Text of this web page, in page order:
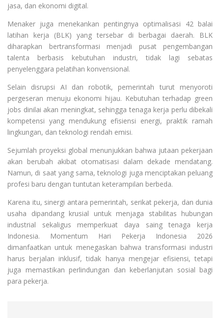
jasa, dan ekonomi digital.
Menaker juga menekankan pentingnya optimalisasi 42 balai
latihan kerja (BLK) yang tersebar di berbagai daerah. BLK
diharapkan bertransformasi menjadi pusat pengembangan
talenta berbasis kebutuhan industri, tidak lagi sebatas
penyelenggara pelatihan konvensional.
Selain disrupsi AI dan robotik, pemerintah turut menyoroti
pergeseran menuju ekonomi hijau. Kebutuhan terhadap green
jobs dinilai akan meningkat, sehingga tenaga kerja perlu dibekali
kompetensi yang mendukung efisiensi energi, praktik ramah
lingkungan, dan teknologi rendah emisi.
Sejumlah proyeksi global menunjukkan bahwa jutaan pekerjaan
akan berubah akibat otomatisasi dalam dekade mendatang.
Namun, di saat yang sama, teknologi juga menciptakan peluang
profesi baru dengan tuntutan keterampilan berbeda.
Karena itu, sinergi antara pemerintah, serikat pekerja, dan dunia
usaha dipandang krusial untuk menjaga stabilitas hubungan
industrial sekaligus memperkuat daya saing tenaga kerja
Indonesia. Momentum Hari Pekerja Indonesia 2026
dimanfaatkan untuk menegaskan bahwa transformasi industri
harus berjalan inklusif, tidak hanya mengejar efisiensi, tetapi
juga memastikan perlindungan dan keberlanjutan sosial bagi
para pekerja.